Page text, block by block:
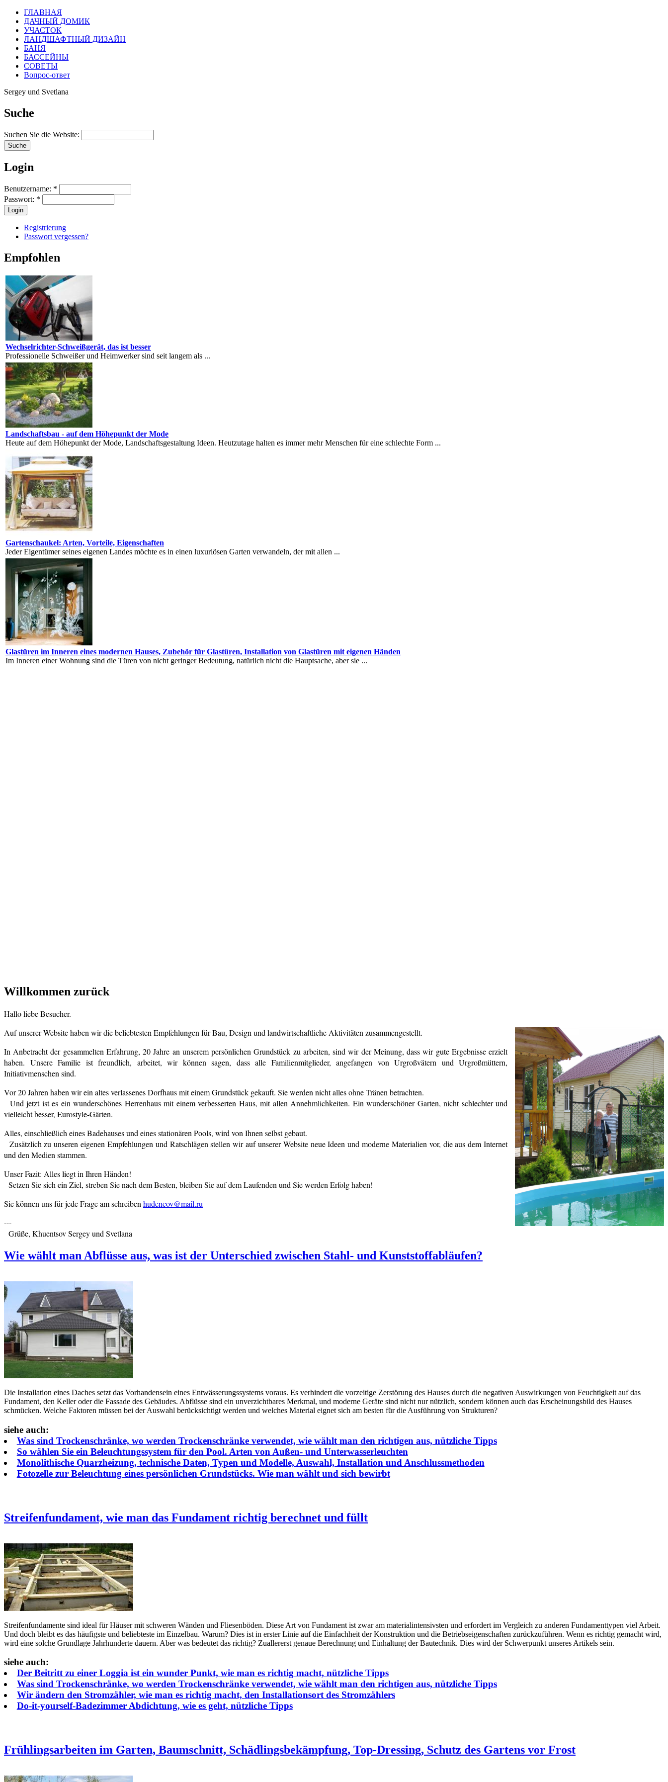
ГЛАВНАЯ
ДАЧНЫЙ ДОМИК
УЧАСТОК
ЛАНДШАФТНЫЙ ДИЗАЙН
БАНЯ
БАССЕЙНЫ
СОВЕТЫ
Вопрос-ответ
Sergey und Svetlana
Suche
Suchen Sie die Website:
Login
Benutzername: *
Passwort: *
Registrierung
Passwort vergessen?
Empfohlen
Wechselrichter-Schweißgerät, das ist besser
Professionelle Schweißer und Heimwerker sind seit langem als ...
Landschaftsbau - auf dem Höhepunkt der Mode
Heute auf dem Höhepunkt der Mode, Landschaftsgestaltung Ideen. Heutzutage halten es immer mehr Menschen für eine schlechte Form ...
Gartenschaukel: Arten, Vorteile, Eigenschaften
Jeder Eigentümer seines eigenen Landes möchte es in einen luxuriösen Garten verwandeln, der mit allen ...
Glastüren im Inneren eines modernen Hauses, Zubehör für Glastüren, Installation von Glastüren mit eigenen Händen
Im Inneren einer Wohnung sind die Türen von nicht geringer Bedeutung, natürlich nicht die Hauptsache, aber sie ...
Willkommen zurück
Hallo liebe Besucher.
Auf unserer Website haben wir die beliebtesten Empfehlungen für Bau, Design und landwirtschaftliche Aktivitäten zusammengestellt.
In Anbetracht der gesammelten Erfahrung, 20 Jahre an unserem persönlichen Grundstück zu arbeiten, sind wir der Meinung, dass wir gute Ergebnisse erzielt
haben. Unsere Familie ist freundlich, arbeitet, wir können sagen, dass alle Familienmitglieder, angefangen von Urgroßvätern und Urgroßmüttern,
Initiativmenschen sind.
Vor 20 Jahren haben wir ein altes verlassenes Dorfhaus mit einem Grundstück gekauft. Sie werden nicht alles ohne Tränen betrachten.
Und jetzt ist es ein wunderschönes Herrenhaus mit einem verbesserten Haus, mit allen Annehmlichkeiten. Ein wunderschöner Garten, nicht schlechter und
vielleicht besser, Eurostyle-Gärten.
Alles, einschließlich eines Badehauses und eines stationären Pools, wird von Ihnen selbst gebaut.
Zusätzlich zu unseren eigenen Empfehlungen und Ratschlägen stellen wir auf unserer Website neue Ideen und moderne Materialien vor, die aus dem Internet
und den Medien stammen.
Unser Fazit: Alles liegt in Ihren Händen!
Setzen Sie sich ein Ziel, streben Sie nach dem Besten, bleiben Sie auf dem Laufenden und Sie werden Erfolg haben!
Sie können uns für jede Frage am schreibenhudencov@mail.ru
---
Grüße, Khuentsov Sergey und Svetlana
Wie wählt man Abflüsse aus, was ist der Unterschied zwischen Stahl- und Kunststoffabläufen?
Die Installation eines Daches setzt das Vorhandensein eines Entwässerungssystems voraus. Es verhindert die vorzeitige Zerstörung des Hauses durch die negativen Auswirkungen von Feuchtigkeit auf das
Fundament, den Keller oder die Fassade des Gebäudes. Abflüsse sind ein unverzichtbares Merkmal, und moderne Geräte sind nicht nur nützlich, sondern können auch das Erscheinungsbild des Hauses
schmücken. Welche Faktoren müssen bei der Auswahl berücksichtigt werden und welches Material eignet sich am besten für die Ausführung von Strukturen?
siehe auch:
Was sind Trockenschränke, wo werden Trockenschränke verwendet, wie wählt man den richtigen aus, nützliche Tipps
So wählen Sie ein Beleuchtungssystem für den Pool. Arten von Außen- und Unterwasserleuchten
Monolithische Quarzheizung, technische Daten, Typen und Modelle, Auswahl, Installation und Anschlussmethoden
Fotozelle zur Beleuchtung eines persönlichen Grundstücks. Wie man wählt und sich bewirbt
Streifenfundament, wie man das Fundament richtig berechnet und füllt
Streifenfundamente sind ideal für Häuser mit schweren Wänden und Fliesenböden. Diese Art von Fundament ist zwar am materialintensivsten und erfordert im Vergleich zu anderen Fundamenttypen viel Arbeit.
Und doch bleibt es das häufigste und beliebteste im Einzelbau. Warum? Dies ist in erster Linie auf die Einfachheit der Konstruktion und die Betriebseigenschaften zurückzuführen. Wenn es richtig gemacht wird,
wird eine solche Grundlage Jahrhunderte dauern. Aber was bedeutet das richtig? Zuallererst genaue Berechnung und Einhaltung der Bautechnik. Dies wird der Schwerpunkt unseres Artikels sein.
siehe auch:
Der Beitritt zu einer Loggia ist ein wunder Punkt, wie man es richtig macht, nützliche Tipps
Was sind Trockenschränke, wo werden Trockenschränke verwendet, wie wählt man den richtigen aus, nützliche Tipps
Wir ändern den Stromzähler, wie man es richtig macht, den Installationsort des Stromzählers
Do-it-yourself-Badezimmer Abdichtung, wie es geht, nützliche Tipps
Frühlingsarbeiten im Garten, Baumschnitt, Schädlingsbekämpfung, Top-Dressing, Schutz des Gartens vor Frost